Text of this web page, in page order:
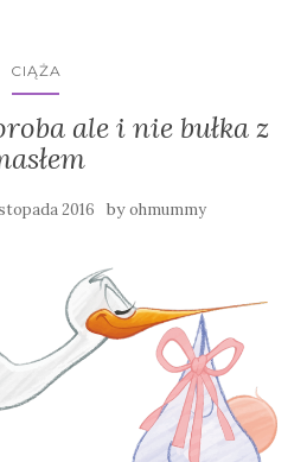
CIĄŻA
ale i nie bułka z
2016 byohmummy